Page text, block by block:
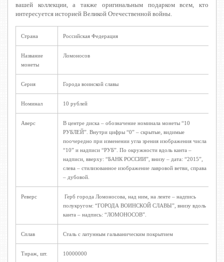
вашей коллекции, а также оригинальным подарком всем, кто
интересуется историей Великой Отечественной войны.
Страна Российская Федерация
Название
монеты
Ломоносов
Серия Города воинской славы
Номинал 10 рублей
Аверс
В центре диска – обозначение номинала монеты “10
РУБЛЕЙ”. Внутри цифры “0” – скрытые, видимые
поочередно при изменении угла зрения изображения числа
“10” и надписи “РУБ”. По окружности вдоль канта –
надписи, вверху: “БАНК РОССИИ”, внизу – дата: “2015”,
слева – стилизованное изображение лавровой ветви, справа
– дубовой.
Реверс
Герб города Ломоносова, над ним, на ленте – надпись
полукругом: “ГОРОДА ВОИНСКОЙ СЛАВЫ”, внизу вдоль
канта – надпись: “ЛОМОНОСОВ”.
Сплав Сталь с латунным гальваническим покрытием
Тираж, шт. 10000000